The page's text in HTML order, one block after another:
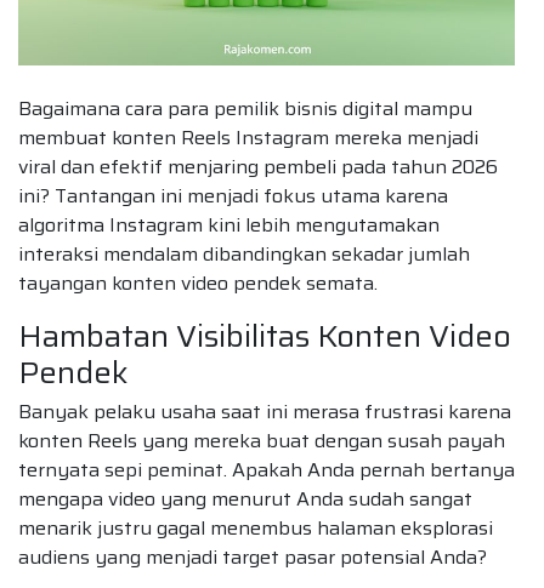
Bagaimana cara para pemilik bisnis digital mampu
membuat konten Reels Instagram mereka menjadi
viral dan efektif menjaring pembeli pada tahun 2026
ini? Tantangan ini menjadi fokus utama karena
algoritma Instagram kini lebih mengutamakan
interaksi mendalam dibandingkan sekadar jumlah
tayangan konten video pendek semata.
Hambatan Visibilitas Konten Video
Pendek
Banyak pelaku usaha saat ini merasa frustrasi karena
konten Reels yang mereka buat dengan susah payah
ternyata sepi peminat. Apakah Anda pernah bertanya
mengapa video yang menurut Anda sudah sangat
menarik justru gagal menembus halaman eksplorasi
audiens yang menjadi target pasar potensial Anda?